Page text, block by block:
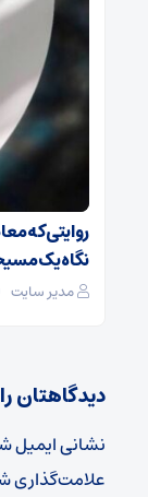
روایتی که
نگاه یک
مدیر سایت
دیدگاهتان
نشانی ایمیل
علامت‌گذاری